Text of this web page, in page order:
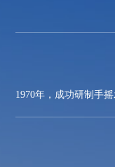
1970年，成功研制手摇